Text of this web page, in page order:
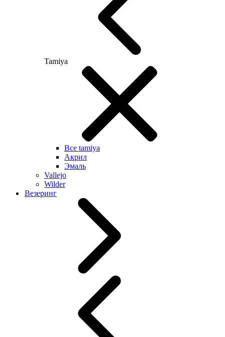
Tamiya
Все tamiya
Акрил
Эмаль
Vallejo
Wilder
Везеринг